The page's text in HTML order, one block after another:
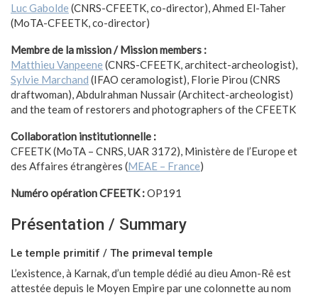
Luc Gabolde (CNRS-CFEETK, co-director), Ahmed El-Taher
(MoTA-CFEETK, co-director)
Membre de la mission / Mission members :
Matthieu Vanpeene (CNRS-CFEETK, architect-archeologist),
Sylvie Marchand (IFAO ceramologist), Florie Pirou (CNRS
draftwoman), Abdulrahman Nussair (Architect-archeologist)
and the team of restorers and photographers of the CFEETK
Collaboration institutionnelle :
CFEETK (MoTA – CNRS, UAR 3172), Ministère de l’Europe et
des Affaires étrangères (MEAE – France)
Numéro opération CFEETK :OP191
Présentation / Summary
Le temple primitif / The primeval temple
L’existence, à Karnak, d’un temple dédié au dieu Amon-Rê est
attestée depuis le Moyen Empire par une colonnette au nom